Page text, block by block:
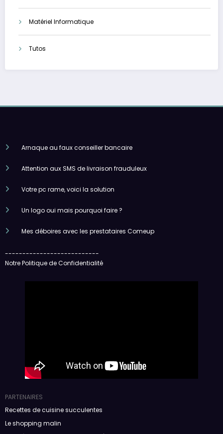
Matériel Informatique
Tutos
Arnaque au faux conseiller bancaire
Attention aux SMS de livraison frauduleux
Votre pc rame, voici la solution
Un logo oui mais pourquoi faire ?
Mes déboires avec les prestataires Comeup
---------------------------
Notre Politique de Confidentialité
PARTENAIRES
Recettes de cuisine succulentes
Le shopping malin